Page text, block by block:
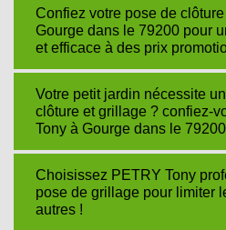
Confiez votre pose de
Gourge dans le 79200 pour
et efficace à des prix
Votre petit jardin nécessite
clôture et grillage ? confiez-
Tony à Gourge dans le
Choisissez PETRY Tony
pose de grillage pour limiter
autres !